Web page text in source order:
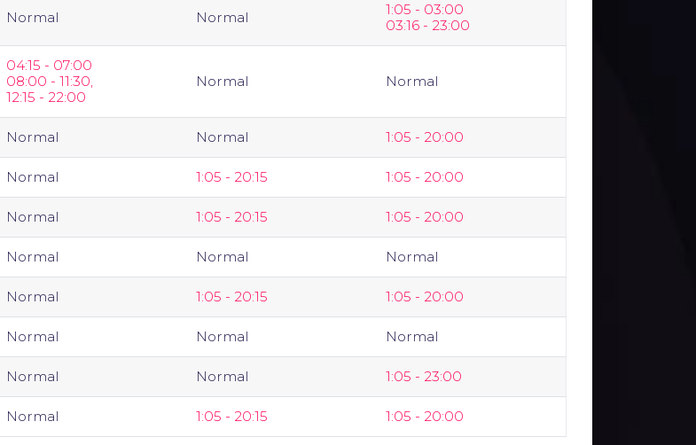
Normal Normal
1:05 - 03:00
03:16 - 23:00
04:15 - 07:00
08:00 - 11:30,
12:15 - 22:00
Normal Normal
Normal Normal 1:05 - 20:00
Normal 1:05 - 20:15 1:05 - 20:00
Normal 1:05 - 20:15 1:05 - 20:00
Normal Normal Normal
Normal 1:05 - 20:15 1:05 - 20:00
Normal Normal Normal
Normal Normal 1:05 - 23:00
Normal 1:05 - 20:15 1:05 - 20:00